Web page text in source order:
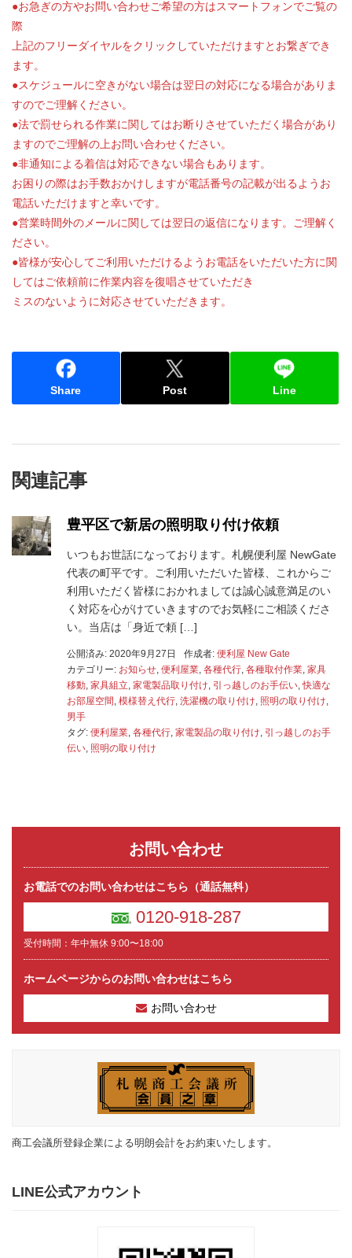
●お急ぎの方やお問い合わせご希望の方はスマートフォンでご覧の
際
上記のフリーダイヤルをクリックしていただけますとお繋ぎでき
ます。
●スケジュールに空きがない場合は翌日の対応になる場合がありま
すのでご理解ください。
●法で罰せられる作業に関してはお断りさせていただく場合があり
ますのでご理解の上お問い合わせください。
●非通知による着信は対応できない場合もあります。
お困りの際はお手数おかけしますが電話番号の記載が出るようお
電話いただけますと幸いです。
●営業時間外のメールに関しては翌日の返信になります。ご理解く
ださい。
●皆様が安心してご利用いただけるようお電話をいただいた方に関
してはご依頼前に作業内容を復唱させていただき
ミスのないように対応させていただきます。
Share Post Line
関連記事
豊平区で新居の照明取り付け依頼
いつもお世話になっております。札幌便利屋 NewGate
代表の町平です。ご利用いただいた皆様、これからご
利用いただく皆様におかれましては誠心誠意満足のい
く対応を心がけていきますのでお気軽にご相談くださ
い。当店は「身近で頼 […]
公開済み: 2020年9月27日 作成者: 便利屋 New Gate
カテゴリー: お知らせ, 便利屋業, 各種代行, 各種取付作業, 家具
移動, 家具組立, 家電製品取り付け, 引っ越しのお手伝い,快適な
お部屋空間 , 模様替え代行, 洗濯機の取り付け, 照明の取り付け,
男手
タグ: 便利屋業, 各種代行, 家電製品の取り付け, 引っ越しのお手
伝い, 照明の取り付け
お問い合わせ
お電話でのお問い合わせはこちら（通話無料）
0120-918-287
受付時間：年中無休 9:00〜18:00
ホームページからのお問い合わせはこちら
お問い合わせ
商工会議所登録企業による明朗会計をお約束いたします。
LINE公式アカウント